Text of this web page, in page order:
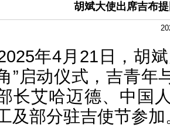
胡斌大使出席吉布
年4月21日，胡
”启动仪式，吉青年
长艾哈迈德、中国
及部分驻吉使节参加